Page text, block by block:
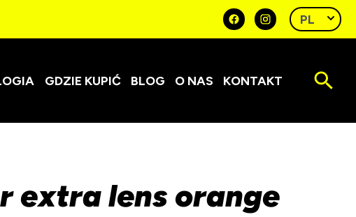
GDZIE KUPIĆ BLOG O NAS KONTAKT
extra lens orange